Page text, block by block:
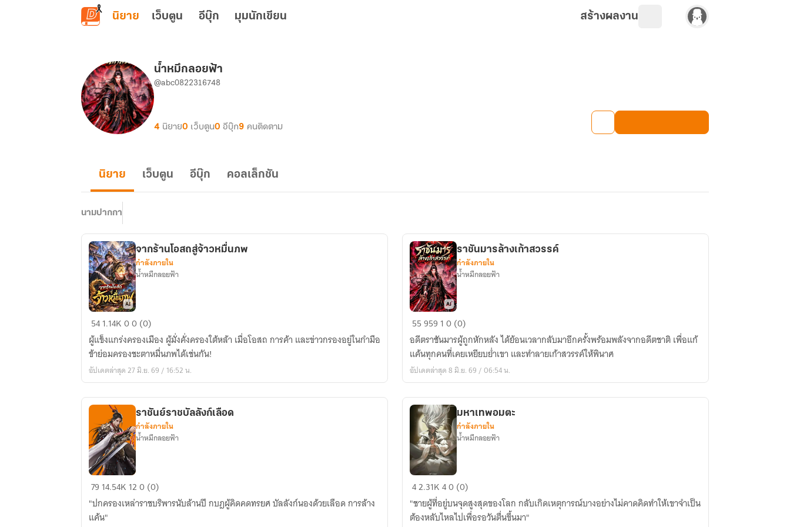
ข้ามไปยังเนื้อหาหลัก
นิยาย เว็บตูน อีบุ๊ก มุมนักเขียน สร้างผลงาน
น้ำหมึกลอยฟ้า
@abc0822316748
4 นิยาย0 เว็บตูน0 อีบุ๊ก9 คนติดตาม
นิยาย เว็บตูน อีบุ๊ก คอลเล็กชัน
นามปากกา
จาก
ร้าน
โอสถ
สู่
จ้าว
ภพ
จากร้านโอสถสู่จ้าวหมื่นภพ
กำลังภายใน
น้ำหมึกลอยฟ้า
541.14K00 (0)
ผู้แข็งแกร่งครองเมือง ผู้มั่งคั่งครองใต้หล้า เมื่อโอสถ การค้า และข่าวกรองอยู่ในกำมือ
ข้าย่อมครองชะตาหมื่นภพได้เช่นกัน!
อัปเดตล่าสุด 27 มิ.ย. 69 / 16:52 น.
ราชัน
มาร
ล้าง
เก้า
สวรรค์
ราชันมารล้างเก้าสวรรค์
กำลังภายใน
น้ำหมึกลอยฟ้า
55959 10 (0)
อดีตราชันมารผู้ถูกหักหลัง ได้ย้อนเวลากลับมาอีกครั้งพร้อมพลังจากอดีตชาติ เพื่อแก้
แค้นทุกคนที่เคยเหยียบย่ำเขา และทำลายเก้าสวรรค์ให้พินาศ
อัปเดตล่าสุด 8 มิ.ย. 69 / 06:54 น.
ราชันย์
ราช
บัลลังก์
ราชันย์ราชบัลลังก์เลือด
กำลังภายใน
น้ำหมึกลอยฟ้า
79 14.54K 120 (0)
"ปกครองเหล่าราชบริพารนับล้านปี กบฎผู้คิดคดทรยศ บัลลังก์นองด้วยเลือด การล้าง
แค้น"
มหาเทพ
อมตะ
มหาเทพอมตะ
กำลังภายใน
น้ำหมึกลอยฟ้า
42.31K40 (0)
"ชายผู้ที่อยู่บนจุดสูงสุดของโลก กลับเกิดเหตุการณ์บางอย่างไม่คาดคิดทำให้เขาจำเป็น
ต้องหลับไหลไปเพื่อรอวันตื่นขึ้นมา"